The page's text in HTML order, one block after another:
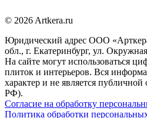
© 2026 Artkera.ru
Юридический адрес ООО
обл., г. Екатеринбург, ул.
На сайте могут использоваться
плиток и интерьеров. Вся
характер и не является
РФ).
Согласие на обработку
Политика обработки